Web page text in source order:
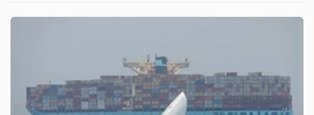
THÔNG